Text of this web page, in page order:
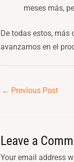
meses más,
De todas estos,
avanzamos en el
← Previous Post
Leave a
Your email address